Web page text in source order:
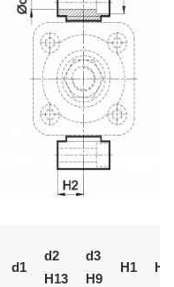
d1
d2
H13
d3
H9
H1 H2